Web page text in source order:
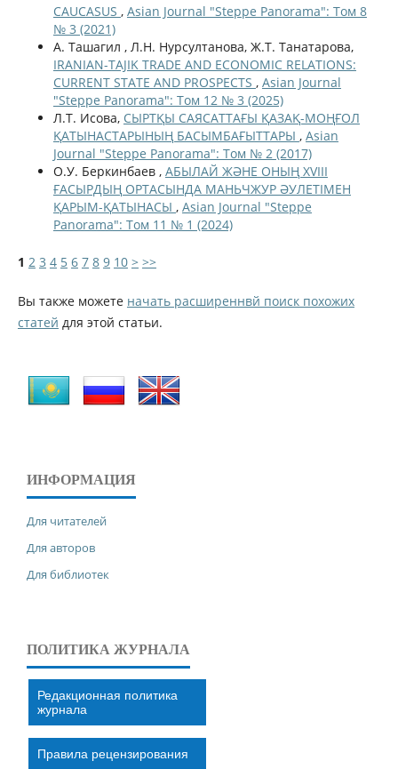
CAUCASUS , Asian Journal "Steppe Panorama": Том 8
№ 3 (2021)
A. Ташагил , Л.Н. Нурсултанова, Ж.Т. Танатарова,
IRANIAN-TAJIK TRADE AND ECONOMIC RELATIONS:
CURRENT STATE AND PROSPECTS , Asian Journal
"Steppe Panorama": Том 12 № 3 (2025)
Л.Т. Исова, СЫРТҚЫ САЯСАТТАҒЫ ҚАЗАҚ-МОҢҒОЛ
ҚАТЫНАСТАРЫНЫҢ БАСЫМБАҒЫТТАРЫ , Asian
Journal "Steppe Panorama": Том № 2 (2017)
О.У. Беркинбаев , АБЫЛАЙ ЖӘНЕ ОНЫҢ XVIII
ҒАСЫРДЫҢ ОРТАСЫНДА МАНЬЧЖУР ӘУЛЕТІМЕН
ҚАРЫМ-ҚАТЫНАСЫ , Asian Journal "Steppe
Panorama": Том 11 № 1 (2024)
1 2 3 4 5 6 7 8 9 10 > >>
Вы также можете начать расширеннвй поиск похожих
статей для этой статьи.
ИНФОРМАЦИЯ
Для читателей
Для авторов
Для библиотек
ПОЛИТИКА ЖУРНАЛА
Редакционная политика
журнала
Правила рецензирования